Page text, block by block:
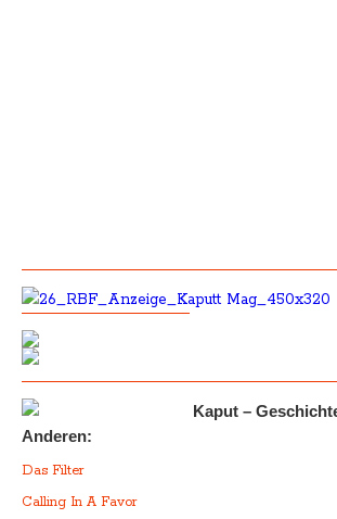
Kaput –
Anderen:
Das Filter
Calling In A Favor